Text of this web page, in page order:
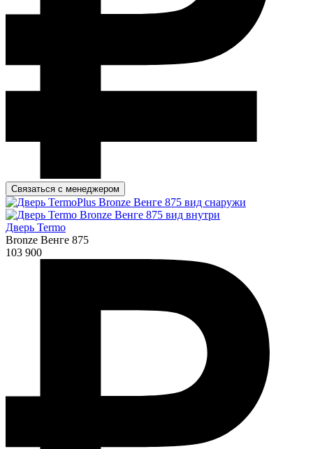
Связаться с менеджером
Дверь Termo
Bronze Венге 875
103 900